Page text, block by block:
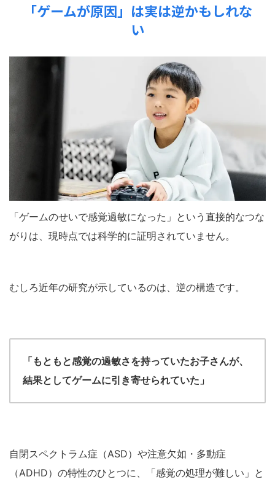
「ゲームが原因」は実は逆かもしれな
い
「ゲームのせいで感覚過敏になった」という直接的なつな
がりは、現時点では科学的に証明されていません。
むしろ近年の研究が示しているのは、逆の構造です。
「もともと感覚の過敏さを持っていたお子さんが、
結果としてゲームに引き寄せられていた」
自閉スペクトラム症（ASD）や注意欠如・多動症
（ADHD）の特性のひとつに、「感覚の処理が難しい」と